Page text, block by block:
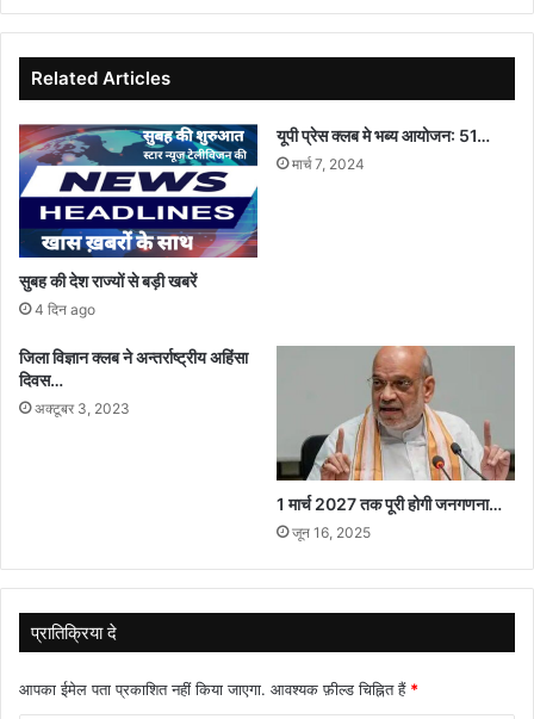
Related Articles
सुबह की देश राज्यों से बड़ी खबरें
4 दिन ago
यूपी प्रेस क्लब मे भब्य आयोजन: 51…
मार्च 7, 2024
जिला विज्ञान क्लब ने अन्तर्राष्ट्रीय अहिंसा
दिवस…
अक्टूबर 3, 2023
1 मार्च 2027 तक पूरी होगी जनगणना…
जून 16, 2025
प्रातिक्रिया दे
आपका ईमेल पता प्रकाशित नहीं किया जाएगा. आवश्यक फ़ील्ड चिह्नित हैं *